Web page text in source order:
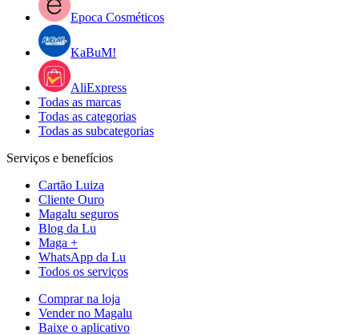
Epoca Cosméticos
KaBuM!
AliExpress
Todas as marcas
Todas as categorias
Todas as subcategorias
Serviços e benefícios
Cartão Luiza
Cliente Ouro
Magalu seguros
Blog da Lu
Maga +
WhatsApp da Lu
Todos os serviços
Comprar na loja
Vender no Magalu
Baixe o aplicativo